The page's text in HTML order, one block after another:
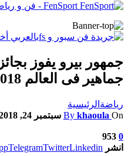
FenSport - فن و رياضة و مجتمع و سياسة
جمهور بيرو يفوز
جماهير فى العالم 2018
رياضة الرئيسية
By khaoula On سبتمبر 24, 2018
0
953
انشر
TelegramTwitterLinkedin